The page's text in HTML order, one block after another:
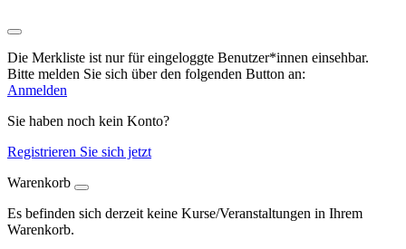
Die Merkliste ist nur für eingeloggte Benutzer*innen einsehbar.
Bitte melden Sie sich über den folgenden Button an:
Anmelden
Sie haben noch kein Konto?
Registrieren Sie sich jetzt
Warenkorb
Es befinden sich derzeit keine Kurse/Veranstaltungen in Ihrem
Warenkorb.